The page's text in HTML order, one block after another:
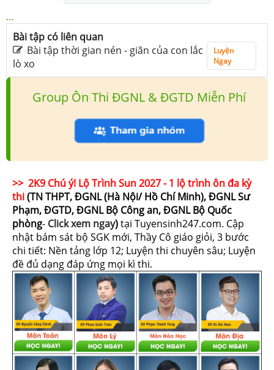
...
Bài tập có liên quan
Bài tập thời gian nén - giãn của con lắc
lò xo
Luyện
Ngay
Group Ôn Thi ĐGNL & ĐGTD Miễn Phí
>> 2K9 Chú ý! Lộ Trình Sun 2027 - 1 lộ trình ôn đa kỳ
thi(TN THPT, ĐGNL (Hà Nội/ Hồ Chí Minh), ĐGNL Sư
Phạm, ĐGTD, ĐGNL Bộ Công an, ĐGNL Bộ Quốc
phòng- Click xem ngay)tại Tuyensinh247.com. Cập
nhật bám sát bộ SGK mới, Thầy Cô giáo giỏi, 3 bước
chi tiết: Nền tảng lớp 12; Luyện thi chuyên sâu; Luyện
đề đủ dạng đáp ứng mọi kì thi.